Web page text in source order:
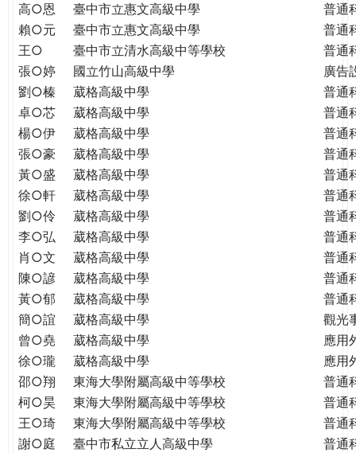
民。
WAGOR
TODAY
THE
WORLD
TOMORROW
PUTTING
YOU
ON
THE
PATH
GLOBAL
CITIZENSHIP
高○恩
臺中市立惠文高級中學
普通
賴○元
臺中市立惠文高級中學
普通
王○
臺中市立清水高級中等學校
普通
張○婷
國立竹山高級中學
廣告
劉○榛
葳格高級中學
普通
卓○芯
葳格高級中學
普通
楊○伊
葳格高級中學
普通
張○豪
葳格高級中學
普通
黃○盛
葳格高級中學
普通
徐○軒
葳格高級中學
普通
劉○伶
葳格高級中學
普通
李○弘
葳格高級中學
普通
肖○文
葳格高級中學
普通
陳○諺
葳格高級中學
普通
黃○郁
葳格高級中學
普通
簡○誼
葳格高級中學
觀光
曾○堯
葳格高級中學
應用
徐○瓏
葳格高級中學
應用
邵○翔
東海大學附屬高級中等學校
普通
柯○昊
東海大學附屬高級中等學校
普通
王○琦
東海大學附屬高級中等學校
普通
謝○庭
臺中市私立立人高級中學
普通